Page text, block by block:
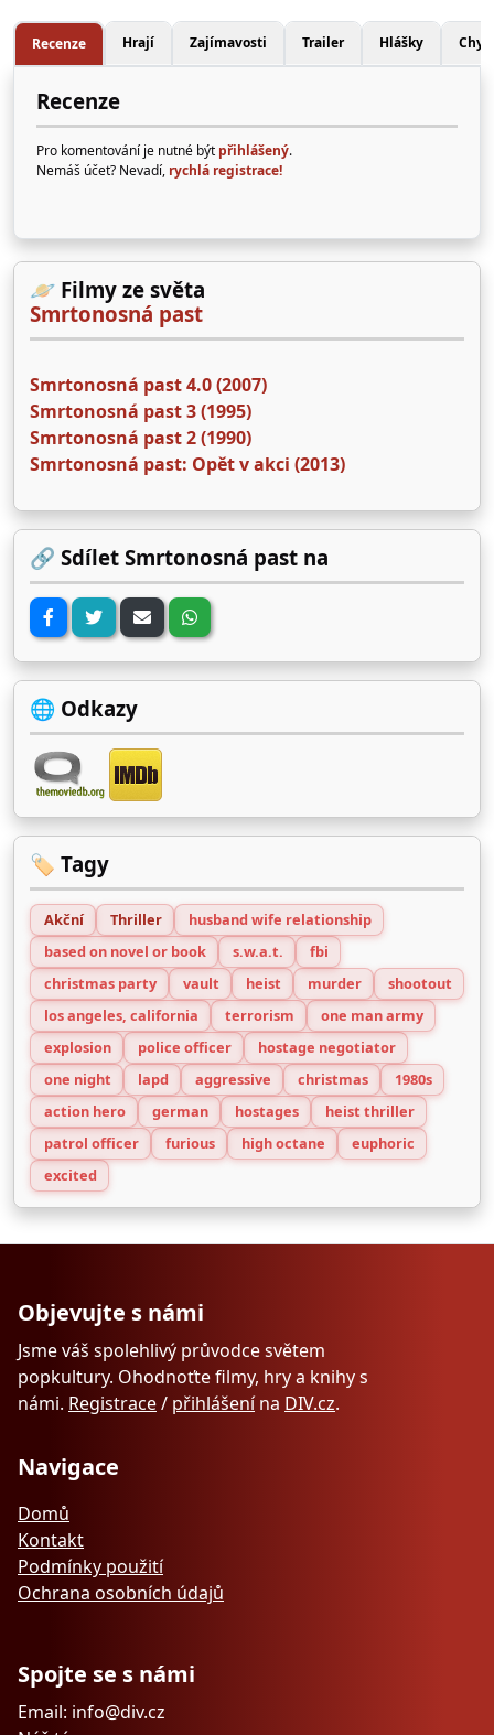
Recenze Hrají Zajímavosti Trailer Hlášky
Recenze
Pro komentování je nutné být přihlášený.
Nemáš účet? Nevadí, rychlá registrace!
🪐 Filmy ze světa
Smrtonosná past
Smrtonosná past 4.0 (2007)
Smrtonosná past 3 (1995)
Smrtonosná past 2 (1990)
Smrtonosná past: Opět v akci (2013)
🔗 Sdílet Smrtonosná past na
🌐 Odkazy
🏷️ Tagy
Akční Thriller
husband wife relationship
based on novel or book
s.w.a.t.
fbi
christmas party
vault heist murder
shootout
los angeles, california
terrorism
one man army
explosion
police officer
hostage negotiator
one night
lapd aggressive christmas
1980s
action hero
german hostages
heist thriller
patrol officer
furious high octane
euphoric
excited
Objevujte s námi
Jsme váš spolehlivý průvodce světem
popkultury. Ohodnoťte filmy, hry a knihy s
námi. Registrace/ přihlášenína DIV.cz.
Navigace
Domů
Kontakt
Podmínky použití
Ochrana osobních údajů
Spojte se s námi
Email: info@div.cz